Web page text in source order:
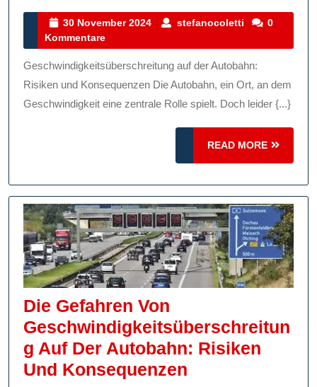
Der
Auf
Der
Autobahn
30 November 2024
30
2024
stefanocoletti stefanocoletti
0
Kommentare
Geschwindigkeitsüberschreitung auf der Autobahn:
Risiken und Konsequenzen Die Autobahn, ein Ort, an dem
Geschwindigkeit eine zentrale Rolle spielt. Doch leider {...}
READ MORE
READ
MORE
Die Gefahren Von
Geschwindigkeitsüberschreitun
G Auf Der Autobahn: Risiken
Und Konsequenzen